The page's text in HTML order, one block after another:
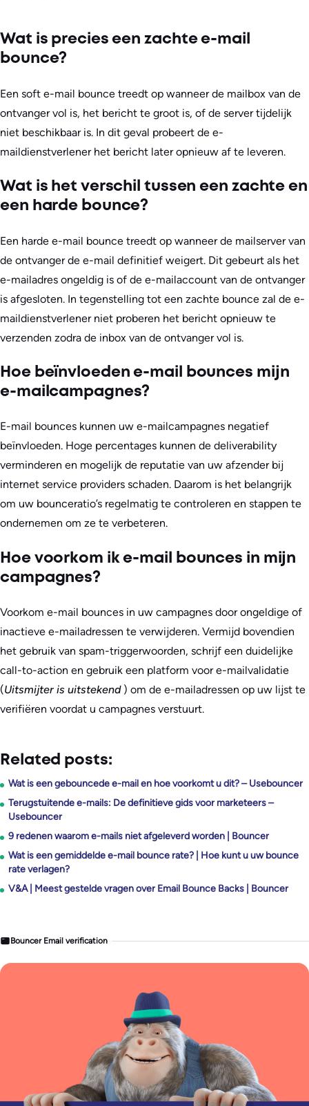
Wat is precies een zachte e-mail
bounce?
Een soft e-mail bounce treedt op wanneer de mailbox van de
ontvanger vol is, het bericht te groot is, of de server tijdelijk
niet beschikbaar is. In dit geval probeert de e-
maildienstverlener het bericht later opnieuw af te leveren.
Wat is het verschil tussen een zachte en
een harde bounce?
Een harde e-mail bounce treedt op wanneer de mailserver van
de ontvanger de e-mail definitief weigert. Dit gebeurt als het
e-mailadres ongeldig is of de e-mailaccount van de ontvanger
is afgesloten. In tegenstelling tot een zachte bounce zal de e-
maildienstverlener niet proberen het bericht opnieuw te
verzenden zodra de inbox van de ontvanger vol is.
Hoe beïnvloeden e-mail bounces mijn
e-mailcampagnes?
E-mail bounces kunnen uw e-mailcampagnes negatief
beïnvloeden. Hoge percentages kunnen de deliverability
verminderen en mogelijk de reputatie van uw afzender bij
internet service providers schaden. Daarom is het belangrijk
om uw bounceratio’s regelmatig te controleren en stappen te
ondernemen om ze te verbeteren.
Hoe voorkom ik e-mail bounces in mijn
campagnes?
Voorkom e-mail bounces in uw campagnes door ongeldige of
inactieve e-mailadressen te verwijderen. Vermijd bovendien
het gebruik van spam-triggerwoorden, schrijf een duidelijke
call-to-action en gebruik een platform voor e-mailvalidatie
(Uitsmijter is uitstekend ) om de e-mailadressen op uw lijst te
verifiëren voordat u campagnes verstuurt.
Related posts:
Wat is een gebouncede e-mail en hoe voorkomt u dit? – Usebouncer
Terugstuitende e-mails: De definitieve gids voor marketeers –
Usebouncer
9 redenen waarom e-mails niet afgeleverd worden | Bouncer
Wat is een gemiddelde e-mail bounce rate? | Hoe kunt u uw bounce
rate verlagen?
V&A | Meest gestelde vragen over Email Bounce Backs | Bouncer
Bouncer Email verification